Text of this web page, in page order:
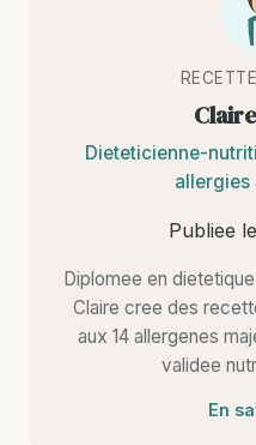
Dieteticienne-
allergies
Publiee le
Diplomee en
Claire cree des
aux 14 allergenes
validee
En